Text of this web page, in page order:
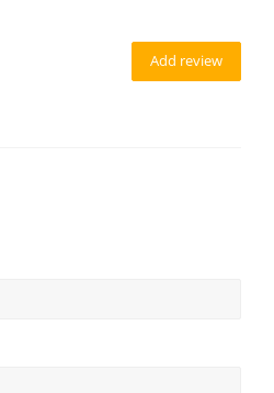
Add review